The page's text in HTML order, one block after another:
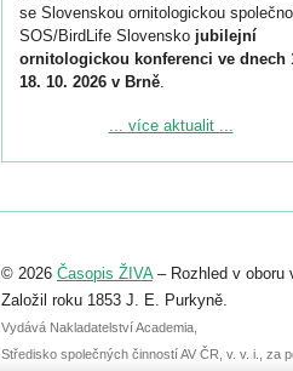
se Slovenskou ornitologickou
SOS/BirdLife Slovensko jubilejní
ornitologickou konferenci ve dnech
18. 10. 2026 v Brně.
Podrobnější informace ke konferenci
Registrovat se můžete do 6. září.
abstraktu přihlášené přednášky nebo
posteru je už 30. června.
... více aktualit ...
© 2026 Časopis ŽIVA– Rozhled v oboru
Založil roku 1853 J. E. Purkyně.
Vydává Nakladatelství Academia,
Středisko společných činností AV ČR, v. v. i., za